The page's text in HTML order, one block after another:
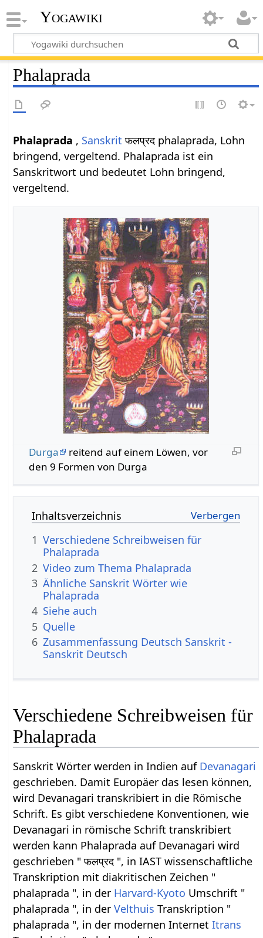
Yogawiki
Phalaprada
Phalaprada , Sanskrit फलप्रद phalaprada, Lohn
bringend, vergeltend. Phalaprada ist ein
Sanskritwort und bedeutet Lohn bringend,
vergeltend.
Durga
reitend auf einem Löwen, vor
den 9 Formen von Durga
Inhaltsverzeichnis
1 Verschiedene Schreibweisen für
Phalaprada
2 Video zum Thema Phalaprada
3 Ähnliche Sanskrit Wörter wie
Phalaprada
4 Siehe auch
5 Quelle
6 Zusammenfassung Deutsch Sanskrit -
Sanskrit Deutsch
Verschiedene Schreibweisen für
Phalaprada
Sanskrit Wörter werden in Indien auf Devanagari
geschrieben. Damit Europäer das lesen können,
wird Devanagari transkribiert in die Römische
Schrift. Es gibt verschiedene Konventionen, wie
Devanagari in römische Schrift transkribiert
werden kann Phalaprada auf Devanagari wird
geschrieben " फलप्रद ", in IAST wissenschaftliche
Transkription mit diakritischen Zeichen "
phalaprada ", in der Harvard-Kyoto Umschrift "
phalaprada ", in derVelthuis Transkription "
phalaprada ", in der modernen InternetItrans